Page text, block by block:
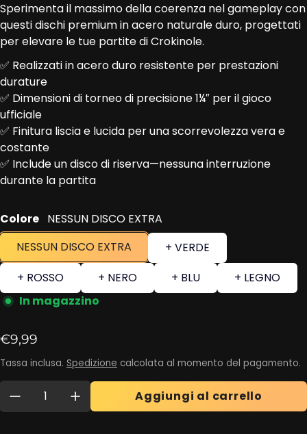
Sperimenta il massimo della coerenza nel gameplay con
questi dischi premium in acero naturale duro, progettati
per elevare le tue partite di Crokinole.
✅ Realizzati in acero duro resistente per prestazioni
durature
✅ Dimensioni di torneo di precisione 1¼″ per il gioco
ufficiale
✅ Finitura liscia e lucida per una scorrevolezza vera e
costante
✅ Include un disco di riserva—nessuna interruzione
durante la partita
Colore NESSUN DISCO EXTRA
NESSUN DISCO EXTRA
+ VERDE
+ ROSSO
+ NERO + BLU
+ LEGNO
In magazzino
Prezzo regolare
€9,99
Tassa inclusa. Spedizione calcolata al momento del pagamento.
Quantità: Aggiungi al carrello